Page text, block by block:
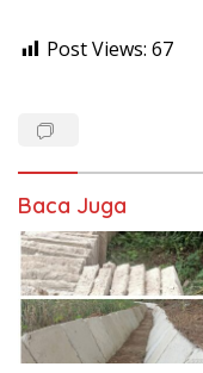
Post Views: 67
Baca Juga